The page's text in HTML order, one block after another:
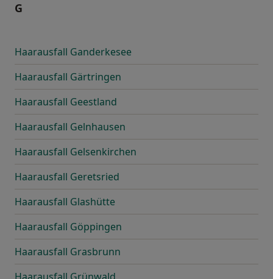
G
Haarausfall Ganderkesee
Haarausfall Gärtringen
Haarausfall Geestland
Haarausfall Gelnhausen
Haarausfall Gelsenkirchen
Haarausfall Geretsried
Haarausfall Glashütte
Haarausfall Göppingen
Haarausfall Grasbrunn